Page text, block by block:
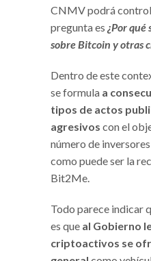
CNMV podrá
pregunta es ¿Por
sobre Bitcoin y otras
Dentro de este
se formula a
tipos de actos
agresivos con el
número de
como puede ser la
Bit2Me.
Todo parece indicar
es que al Gobierno
criptoactivos se